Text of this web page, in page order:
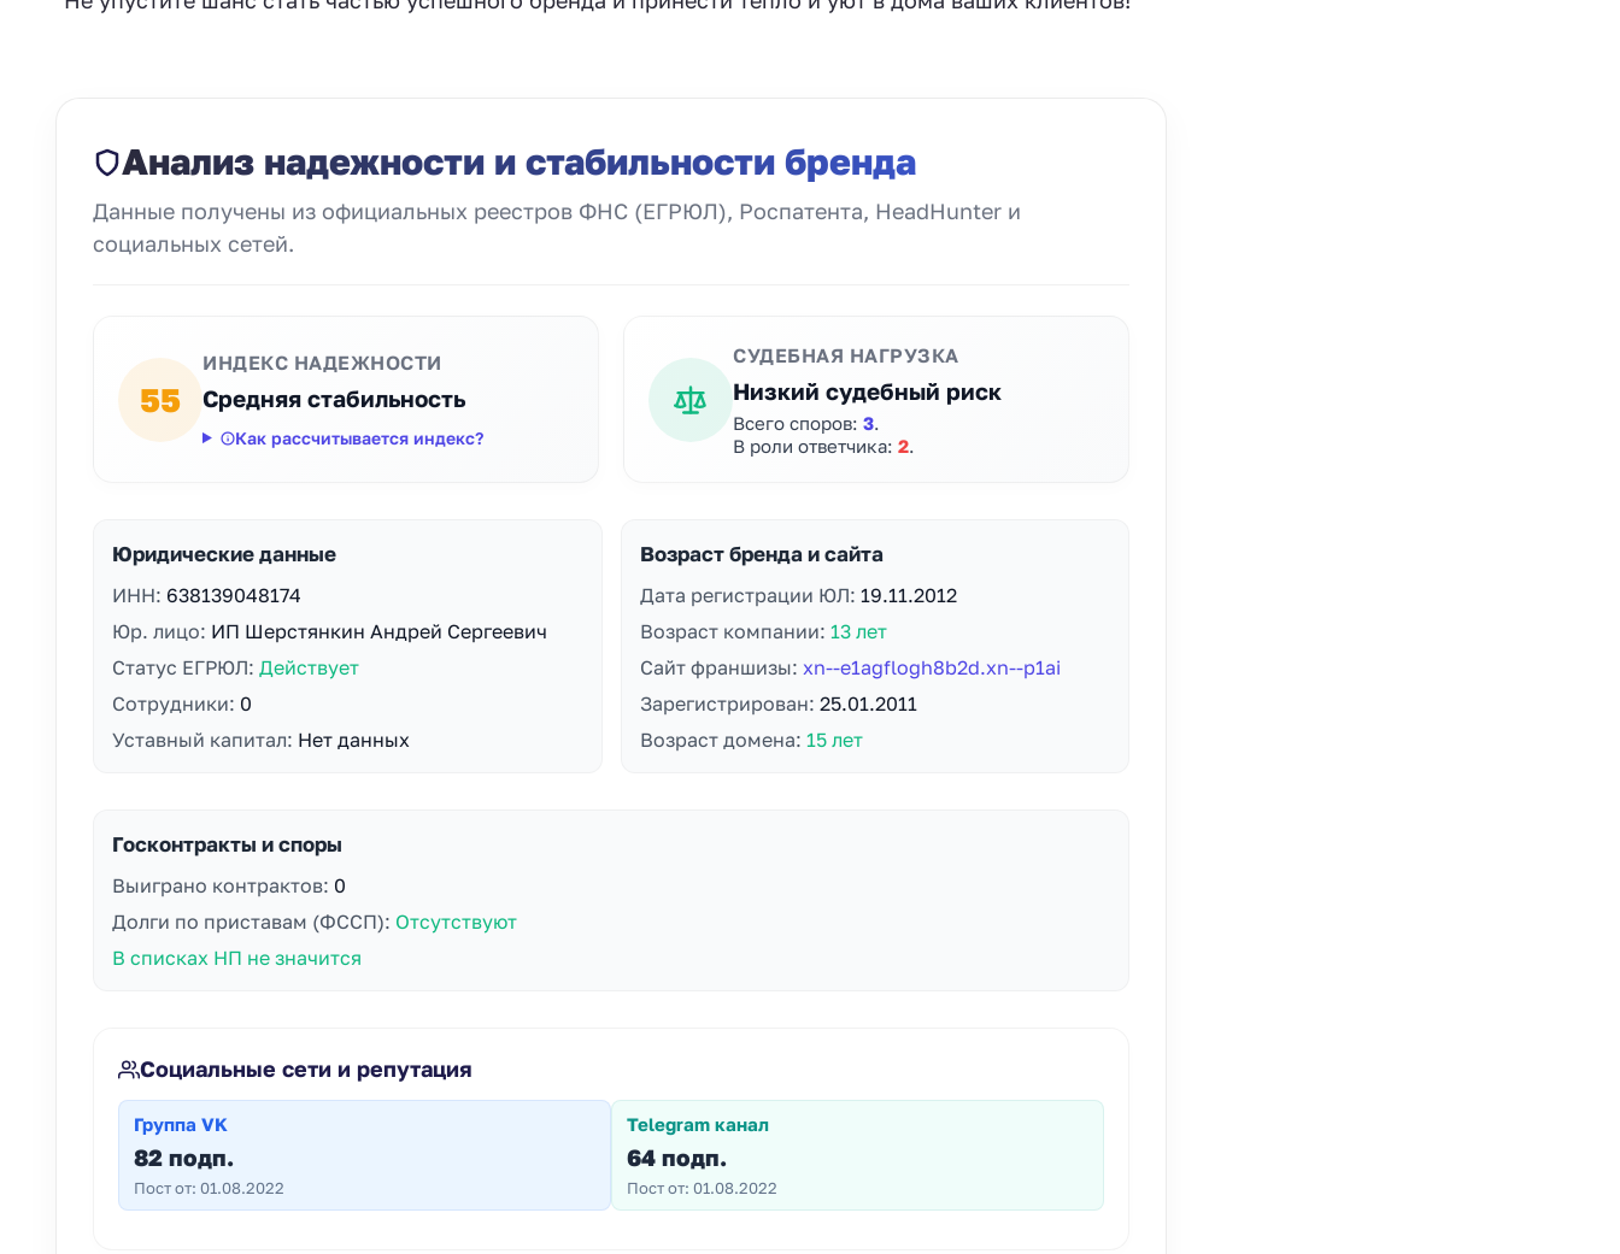
Анализ надежности и стабильности бренда
Данные получены из официальных реестров ФНС (ЕГРЮЛ), Роспатента, HeadHunter и
социальных сетей.
55
ИНДЕКС НАДЕЖНОСТИ
Средняя стабильность
Как рассчитывается индекс?
СУДЕБНАЯ НАГРУЗКА
Низкий судебный риск
Всего споров: 3.
В роли ответчика: 2.
Юридические данные
ИНН: 638139048174
Юр. лицо: ИП Шерстянкин Андрей Сергеевич
Статус ЕГРЮЛ: Действует
Сотрудники: 0
Уставный капитал: Нет данных
Возраст бренда и сайта
Дата регистрации ЮЛ: 19.11.2012
Возраст компании: 13 лет
Сайт франшизы: xn--e1agflogh8b2d.xn--p1ai
Зарегистрирован: 25.01.2011
Возраст домена: 15 лет
Госконтракты и споры
Выиграно контрактов: 0
Долги по приставам (ФССП): Отсутствуют
В списках НП не значится
Социальные сети и репутация
Группа VK
82 подп.
Пост от: 01.08.2022
Telegram канал
64 подп.
Пост от: 01.08.2022